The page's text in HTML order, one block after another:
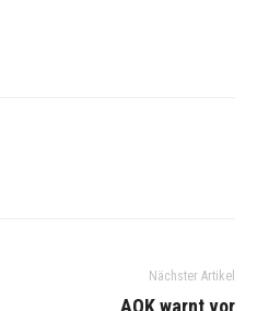
Nächster Artikel